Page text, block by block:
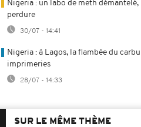
Nigeria : un labo de meth
perdure
30/07 - 14:41
Nigeria : à Lagos, la flambée du
imprimeries
28/07 - 14:33
SUR LE MÊME THÈME